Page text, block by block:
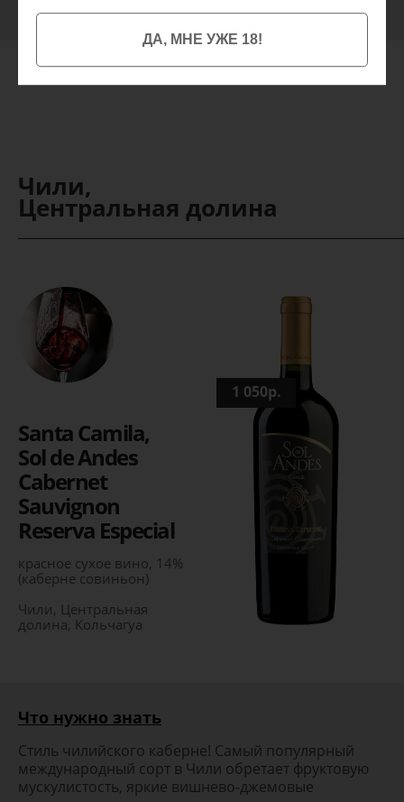
ДА, МНЕ УЖЕ 18!
Чили,
Центральная долина
1 050р.
красное сухое вино, 14%
(каберне совиньон)
Чили, Центральная
долина, Кольчагуа
Santa Camila,
Sol de Andes
Cabernet
Sauvignon
Reserva Especial
Стиль чилийского каберне! Самый популярный
международный сорт в Чили обретает фруктовую
мускулистость, яркие вишнево-джемовые
Что нужно знать